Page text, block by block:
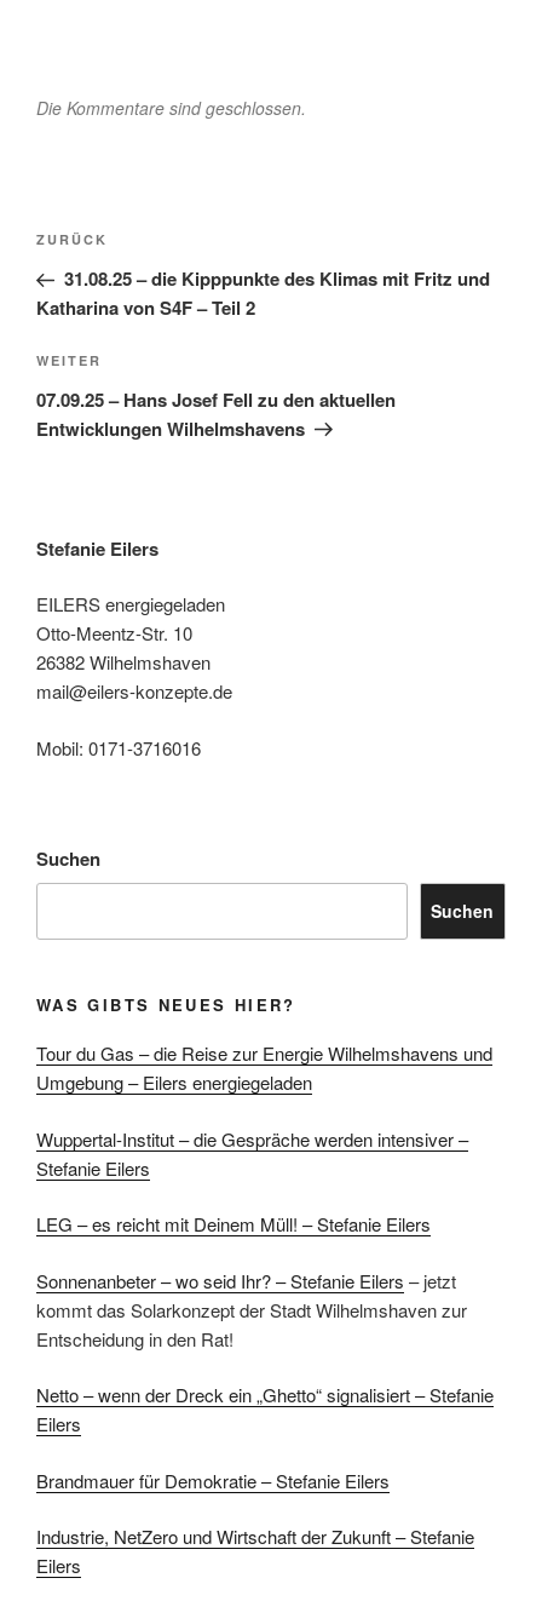
Die Kommentare sind geschlossen.
Beitragsnavigation
Vorheriger
Beitrag
ZURÜCK
31.08.25 – die Kipppunkte des Klimas mit Fritz und
Katharina von S4F – Teil 2
Nächster
Beitrag
WEITER
07.09.25 – Hans Josef Fell zu den aktuellen
Entwicklungen Wilhelmshavens
Stefanie Eilers
EILERS energiegeladen
Otto-Meentz-Str. 10
26382 Wilhelmshaven
mail@eilers-konzepte.de
Mobil: 0171-3716016
Suchen
Suchen
WAS GIBTS NEUES HIER?
Tour du Gas – die Reise zur Energie Wilhelmshavens und
Umgebung – Eilers energiegeladen
Wuppertal-Institut – die Gespräche werden intensiver –
Stefanie Eilers
LEG – es reicht mit Deinem Müll! – Stefanie Eilers
Sonnenanbeter – wo seid Ihr? – Stefanie Eilers – jetzt
kommt das Solarkonzept der Stadt Wilhelmshaven zur
Entscheidung in den Rat!
Netto – wenn der Dreck ein „Ghetto“ signalisiert – Stefanie
Eilers
Brandmauer für Demokratie – Stefanie Eilers
Industrie, NetZero und Wirtschaft der Zukunft – Stefanie
Eilers